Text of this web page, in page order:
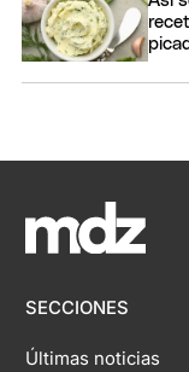
SECCIONES
Últimas noticias